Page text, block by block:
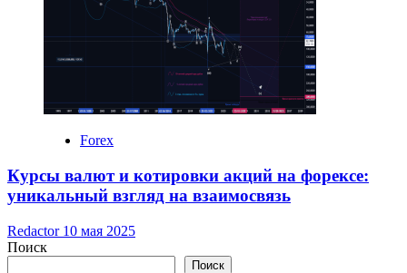
Forex
Курсы валют и котировки акций на форексе:
уникальный взгляд на взаимосвязь
Redactor 10 мая 2025
Поиск
Поиск